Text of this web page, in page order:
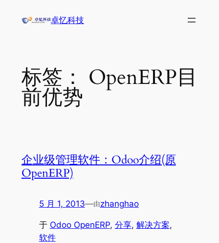
卓忆科技
标签： OpenERP目
前优势
企业级管理软件：Odoo介绍(原
OpenERP)
5 月 1, 2013—由zhanghao
于 Odoo OpenERP, 分享, 解决方案
软件